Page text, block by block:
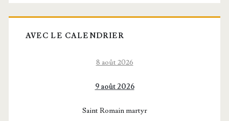
AVEC LE CALENDRIER
8 août 2026
9 août 2026
Saint Romain martyr